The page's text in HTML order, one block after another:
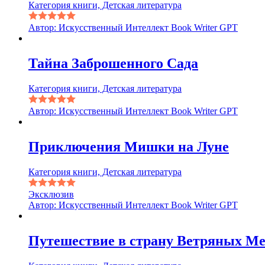
Категория книги, Детская литература
Автор: Искусственный Интеллект Book Writer GPT
Тайна Заброшенного Сада
Категория книги, Детская литература
Автор: Искусственный Интеллект Book Writer GPT
Приключения Мишки на Луне
Категория книги, Детская литература
Эксклюзив
Автор: Искусственный Интеллект Book Writer GPT
Путешествие в страну Ветряных